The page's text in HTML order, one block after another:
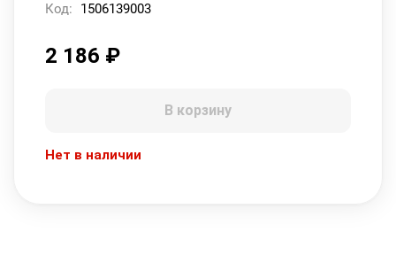
Код: 1506139003
2 186 ₽
В корзину
Нет в наличии